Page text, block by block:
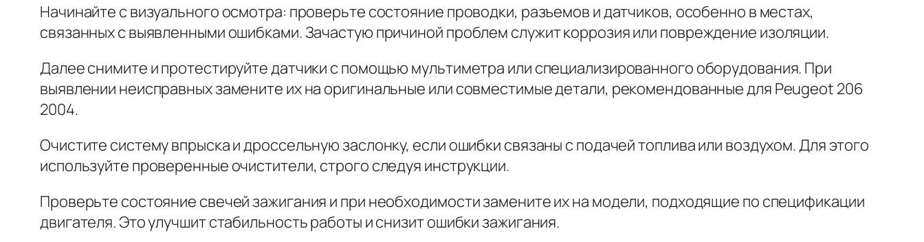
Начинайте с визуального осмотра: проверьте состояние проводки, разъемов и датчиков, особенно в местах,
связанных с выявленными ошибками. Зачастую причиной проблем служит коррозия или повреждение изоляции.
Далее снимите и протестируйте датчики с помощью мультиметра или специализированного оборудования. При
выявлении неисправных замените их на оригинальные или совместимые детали, рекомендованные для Peugeot 206
2004.
Очистите систему впрыска и дроссельную заслонку, если ошибки связаны с подачей топлива или воздухом. Для этого
используйте проверенные очистители, строго следуя инструкции.
Проверьте состояние свечей зажигания и при необходимости замените их на модели, подходящие по спецификации
двигателя. Это улучшит стабильность работы и снизит ошибки зажигания.